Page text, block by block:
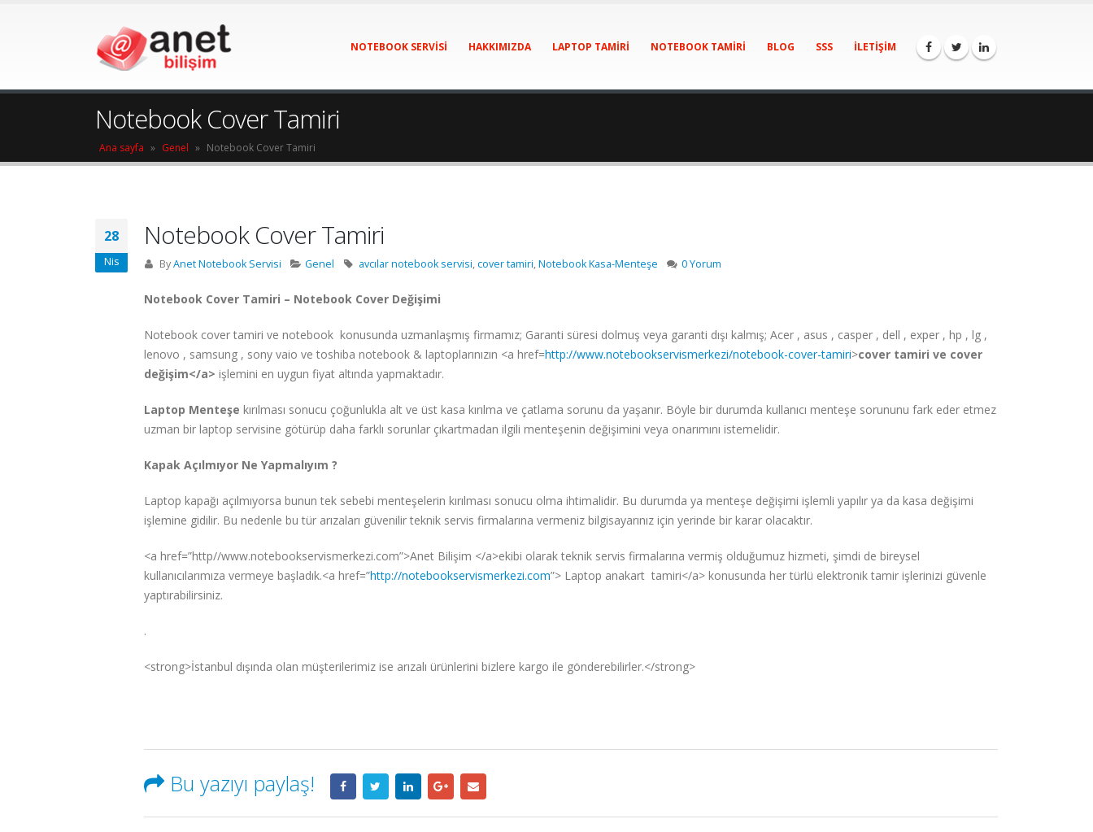
NOTEBOOK SERVISI HAKKIMIZDA LAPTOP TAMIRI NOTEBOOK TAMIRI BLOG SSS İLETIŞIM
Notebook Cover Tamiri
Ana sayfa » Genel » Notebook Cover Tamiri
28
Nis
Notebook Cover Tamiri
ByAnet Notebook Servisi Genel avcılar notebook servisi,cover tamiri,Notebook Kasa-Menteşe 0 Yorum
Notebook Cover Tamiri – Notebook Cover Değişimi
Notebook cover tamiri ve notebook konusunda uzmanlaşmış firmamız; Garanti süresi dolmuş veya garanti dışı kalmış; Acer , asus , casper , dell , exper , hp , lg ,
lenovo , samsung , sony vaio ve toshiba notebook & laptoplarınızın <a href=http://www.notebookservismerkezi/notebook-cover-tamiri>cover tamiri ve cover
değişim</a> işlemini en uygun fiyat altında yapmaktadır.
Laptop Menteşe kırılması sonucu çoğunlukla alt ve üst kasa kırılma ve çatlama sorunu da yaşanır. Böyle bir durumda kullanıcı menteşe sorununu fark eder etmez
uzman bir laptop servisine götürüp daha farklı sorunlar çıkartmadan ilgili menteşenin değişimini veya onarımını istemelidir.
Kapak Açılmıyor Ne Yapmalıyım ?
Laptop kapağı açılmıyorsa bunun tek sebebi menteşelerin kırılması sonucu olma ihtimalidir. Bu durumda ya menteşe değişimi işlemli yapılır ya da kasa değişimi
işlemine gidilir. Bu nedenle bu tür arızaları güvenilir teknik servis firmalarına vermeniz bilgisayarınız için yerinde bir karar olacaktır.
<a href=”http//www.notebookservismerkezi.com”>Anet Bilişim </a>ekibi olarak teknik servis firmalarına vermiş olduğumuz hizmeti, şimdi de bireysel
kullanıcılarımıza vermeye başladık.<a href=”http://notebookservismerkezi.com”> Laptop anakart tamiri</a> konusunda her türlü elektronik tamir işlerinizi güvenle
yaptırabilirsiniz.
.
<strong>İstanbul dışında olan müşterilerimiz ise arızalı ürünlerini bizlere kargo ile gönderebilirler.</strong>
Bu yazıyı paylaş!